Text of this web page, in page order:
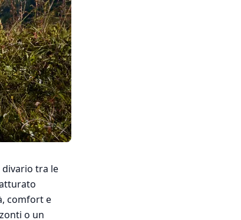
tra le
comfort e
o un